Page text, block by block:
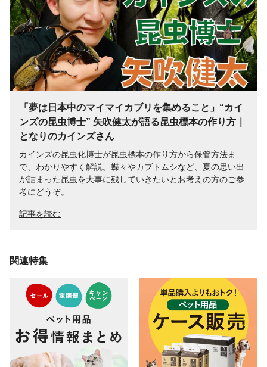
「夢は日本中のマイマイカブリを集めること」“カイ
ンズの昆虫博士” 矢吹健太が語る昆虫標本の作り方｜
となりのカインズさん
カインズの昆虫化博士が昆虫標本の作り方から保管方法ま
で、わかりやすく解説。蝶々やカブトムシなど、夏の思い出
が詰まった昆虫を大事に残していきたいとお考えの方のご参
考にどうぞ。
記事を読む
関連特集